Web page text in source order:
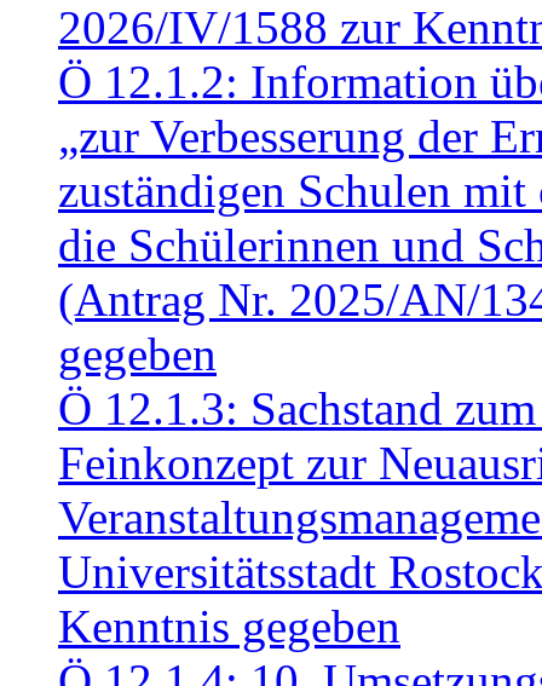
2026/IV/1588 zur
Ö 12.1.2: Information
„zur Verbesserung der
zuständigen Schulen
die Schülerinnen und
(Antrag Nr. 2025/AN/
gegeben
Ö 12.1.3: Sachstand
Feinkonzept zur
Universitätsstadt
Kenntnis gegeben